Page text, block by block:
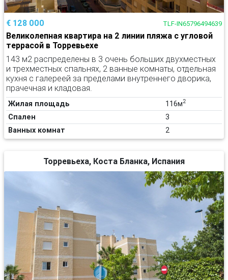
€ 128 000 TLF-IN65796494639
Великолепная квартира на 2 линии пляжа с угловой
террасой в Торревьехе
143 м2 распределены в 3 очень больших двухместных
и трехместных спальнях, 2 ванные комнаты, отдельная
кухня с галереей за пределами внутреннего дворика,
прачечная и кладовая.
Жилая площадь 116м2
Спален
3
Ванных комнат
2
Торревьеха, Коста Бланка, Испания